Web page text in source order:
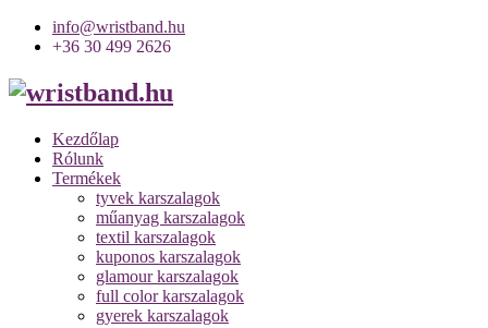
info@wristband.hu
+36 30 499 2626
Kezdőlap
Rólunk
Termékek
tyvek karszalagok
műanyag karszalagok
textil karszalagok
kuponos karszalagok
glamour karszalagok
full color karszalagok
gyerek karszalagok